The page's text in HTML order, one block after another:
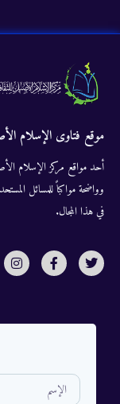
موقع فتاوى الإسلام
أحد مواقع مركز الإسلام
وواضحة مواكباً للمسائل
في هذا المجال.